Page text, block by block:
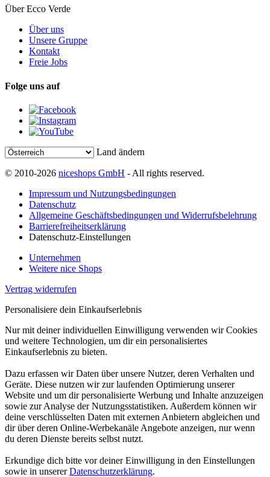
Über Ecco Verde
Über uns
Unsere Gruppe
Kontakt
Freie Jobs
Folge uns auf
Land ändern
© 2010-2026 niceshops GmbH - All rights reserved.
Impressum und Nutzungsbedingungen
Datenschutz
Allgemeine Geschäftsbedingungen und Widerrufsbelehrung
Barrierefreiheitserklärung
Datenschutz-Einstellungen
Unternehmen
Weitere nice Shops
Vertrag widerrufen
Personalisiere dein Einkaufserlebnis
Nur mit deiner individuellen Einwilligung verwenden wir Cookies
und weitere Technologien, um dir ein personalisiertes
Einkaufserlebnis zu bieten.
Dazu erfassen wir Daten über unsere Nutzer, deren Verhalten und
Geräte. Diese nutzen wir zur laufenden Optimierung unserer
Website und um dir personalisierte Werbung und Inhalte anzuzeigen
sowie zur Analyse der Nutzungsstatistiken. Außerdem können wir
deine verschlüsselten Daten mit externen Anbietern abgleichen und
dir über deren Online-Werbekanäle Angebote anzeigen, nur wenn
du deren Dienste bereits selbst nutzt.
Erkundige dich bitte vor deiner Einwilligung in den Einstellungen
sowie in unsererDatenschutzerklärung.